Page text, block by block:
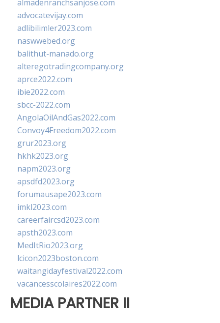
almadenranchsanjose.com
advocatevijay.com
adlibilimler2023.com
naswwebed.org
balithut-manado.org
alteregotradingcompany.org
aprce2022.com
ibie2022.com
sbcc-2022.com
AngolaOilAndGas2022.com
Convoy4Freedom2022.com
grur2023.org
hkhk2023.org
napm2023.org
apsdfd2023.org
forumausape2023.com
imkl2023.com
careerfaircsd2023.com
apsth2023.com
MedItRio2023.org
lcicon2023boston.com
waitangidayfestival2022.com
vacancesscolaires2022.com
MEDIA PARTNER II